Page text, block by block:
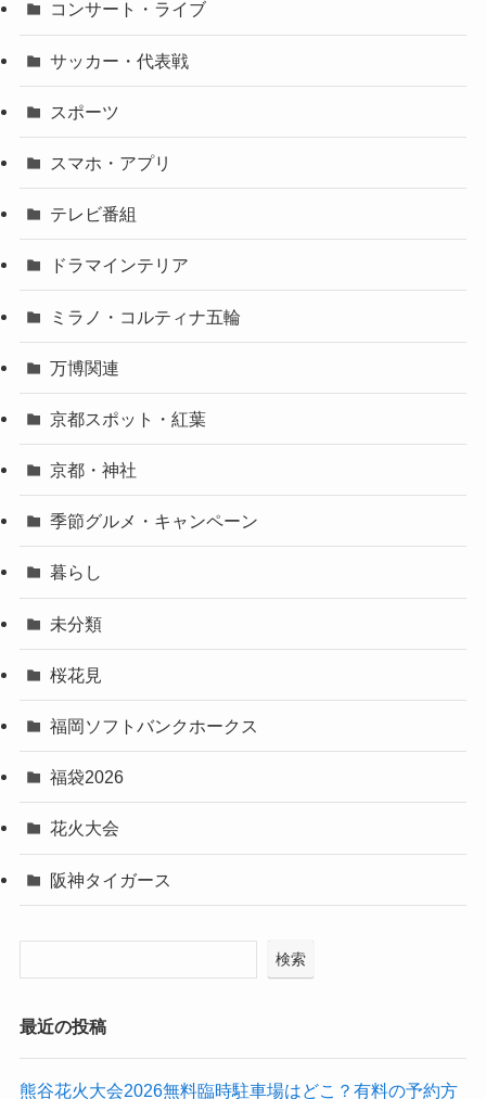
コンサート・ライブ
サッカー・代表戦
スポーツ
スマホ・アプリ
テレビ番組
ドラマインテリア
ミラノ・コルティナ五輪
万博関連
京都スポット・紅葉
京都・神社
季節グルメ・キャンペーン
暮らし
未分類
桜花見
福岡ソフトバンクホークス
福袋2026
花火大会
阪神タイガース
検索
最近の投稿
熊谷花火大会2026無料臨時駐車場はどこ？有料の予約方